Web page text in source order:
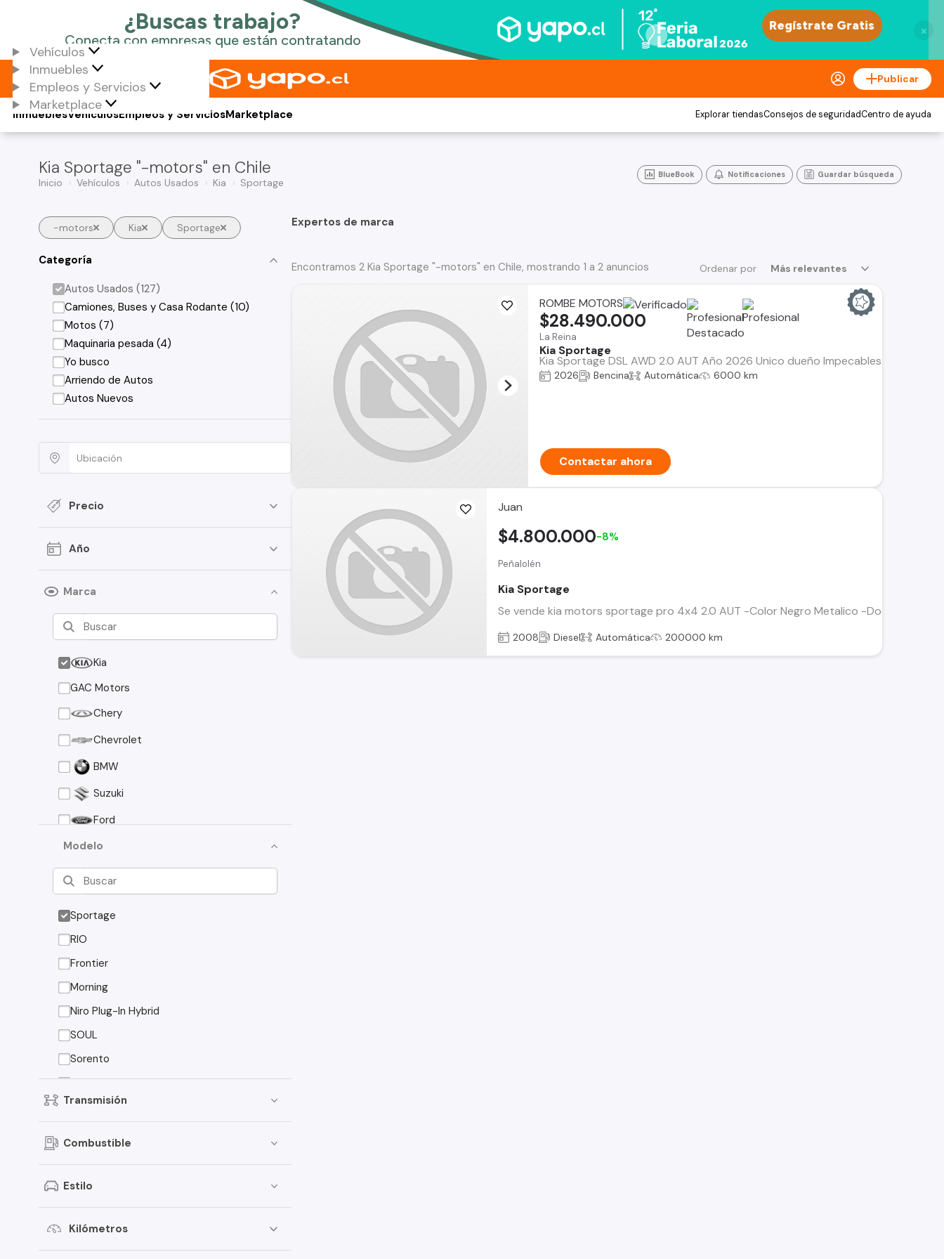
×
Vehículos
Inmuebles
Empleos y Servicios
Marketplace
Publicar
Vehículos
Inmuebles Empleos y ServiciosMarketplace Explorar tiendasConsejos de seguridadCentro de ayuda
Kia Sportage "-motors" en Chile
Inicio Vehículos Autos Usados Kia Sportage
BlueBook Notificaciones Guardar búsqueda
-motors Kia Sportage
Categoría
Autos Usados (127)
Camiones, Buses y Casa Rodante (10)
Motos (7)
Maquinaria pesada (4)
Yo busco
Arriendo de Autos
Autos Nuevos
Precio
Año
Marca
Kia
GAC Motors
Chery
Chevrolet
BMW
Suzuki
Ford
Asia Motors
Mazda
Volkswagen
Nissan
Foton
Jeep
Mitsubishi
Audi
Haval
Honda
Modelo
Sportage
RIO
Frontier
Morning
Niro Plug-In Hybrid
SOUL
Sorento
Sorento EX
Transmisión
Combustible
Estilo
Kilómetros
Expertos de marca
Ordenar por Más relevantes
Encontramos 2 Kia Sportage "-motors" en Chile, mostrando 1 a 2 anuncios
ROMBE MOTORS
La Reina
Kia Sportage
Kia Sportage DSL AWD 2.0 AUT Año 2026 Unico dueño Impecables
$28.490.000
2026 Bencina Automática 6000 km
Contactar ahora
Juan
Peñalolén
Kia Sportage
Se vende kia motors sportage pro 4x4 2.0 AUT -Color Negro Metalico -
$4.800.000-8%
2008 Diesel Automática 200000 km